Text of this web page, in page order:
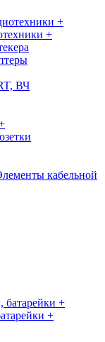
+
ВЧ
кабельной
+